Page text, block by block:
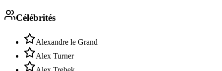
Célébrités
Alexandre le Grand
Alex Turner